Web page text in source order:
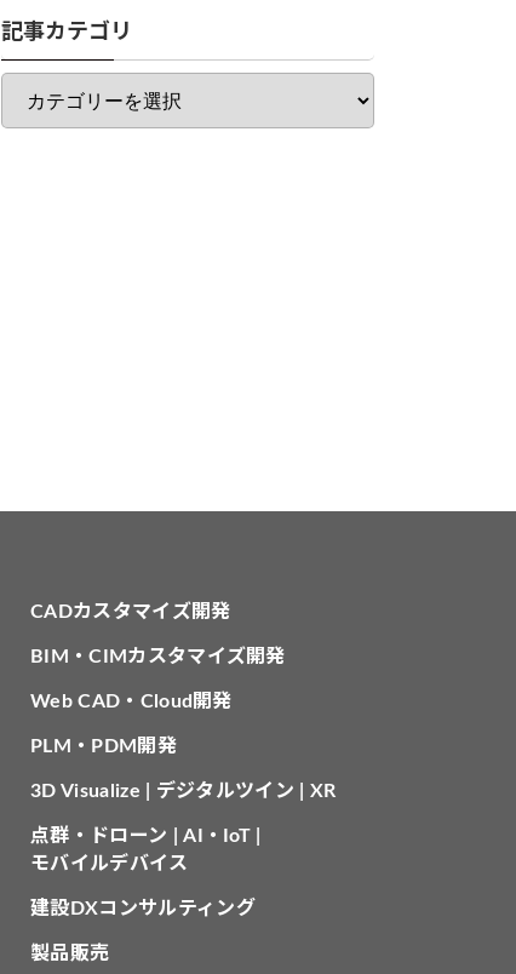
一
覧
記事カテゴリ
記
カ
CADカスタマイズ開発
BIM・CIMカスタマイズ開発
Web CAD・Cloud開発
PLM・PDM開発
3D Visualize | デジタルツイン | XR
点群・ドローン | AI・IoT |
モバイルデバイス
建設DXコンサルティング
製品販売